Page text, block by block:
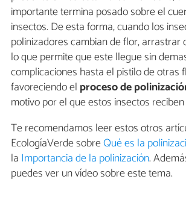
importante termina posado sobre el
insectos. De esta forma, cuando los
polinizadores cambian de flor, arrastrar
lo que permite que este llegue sin
complicaciones hasta el pistilo de otras
favoreciendo el proceso de
motivo por el que estos insectos
Te recomendamos leer estos otros
EcologíaVerde sobreQué es la
la Importancia de la polinización.
puedes ver un vídeo sobre este tema.